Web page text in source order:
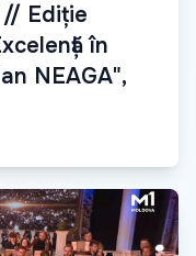
// Ediție
în
NEAGA",